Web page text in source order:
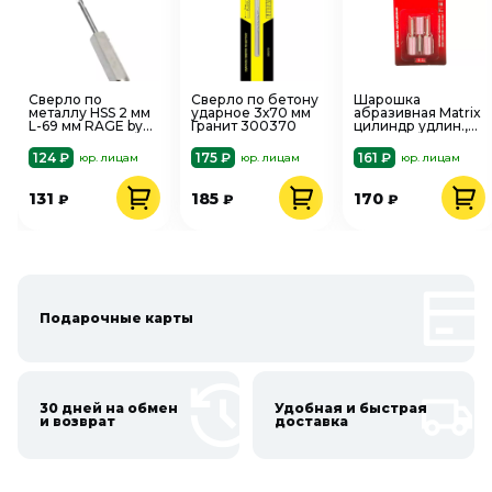
Сверло по
металлу HSS 2 мм
L-69 мм RAGE by
шестигр.хвостовик
124 ₽ юр. лицам
131 ₽
Сверло по бетону
ударное 3х70 мм
Гранит 300370
175 ₽
юр. лицам
185 ₽
Шарошка
абразивная Matrix
цилиндр удлин.,
161 ₽
юр. лицам
170 ₽
Подарочные карты
30 дней на обмен
и возврат
Удобная и быстрая
доставка